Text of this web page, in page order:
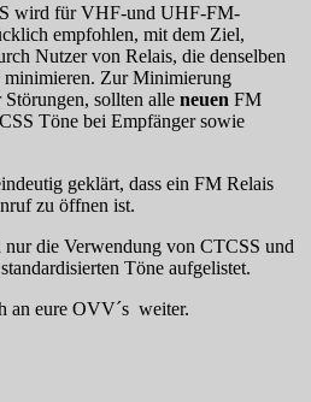
wird für VHF-und UHF-FM-
empfohlen, mit dem Ziel,
Nutzer von Relais, die denselben
minimieren. Zur Minimierung
Störungen, sollten alle neuen FM
Töne bei Empfänger sowie
geklärt, dass ein FM Relais
zu öffnen ist.
die Verwendung von CTCSS und
Töne aufgelistet.
an eure OVV´s weiter.